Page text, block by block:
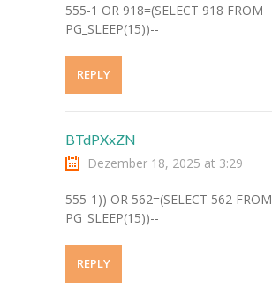
-- Klexikon
555-1 OR 918=(SELECT 918 FROM
PG_SLEEP(15))--
REPLY
BTdPXxZN
Dezember 18, 2025 at 3:29
555-1)) OR 562=(SELECT 562 FROM
PG_SLEEP(15))--
REPLY